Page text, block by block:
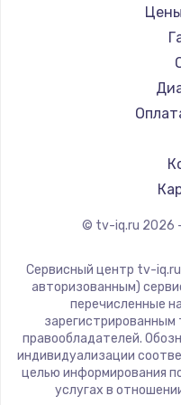
Ремонт
Замена
© tv-iq.ru 2026
Сервисный центр tv-
авторизованным)
перечисленные
зарегистрированным
правообладателей.
индивидуализации
целью информирования
услугах в